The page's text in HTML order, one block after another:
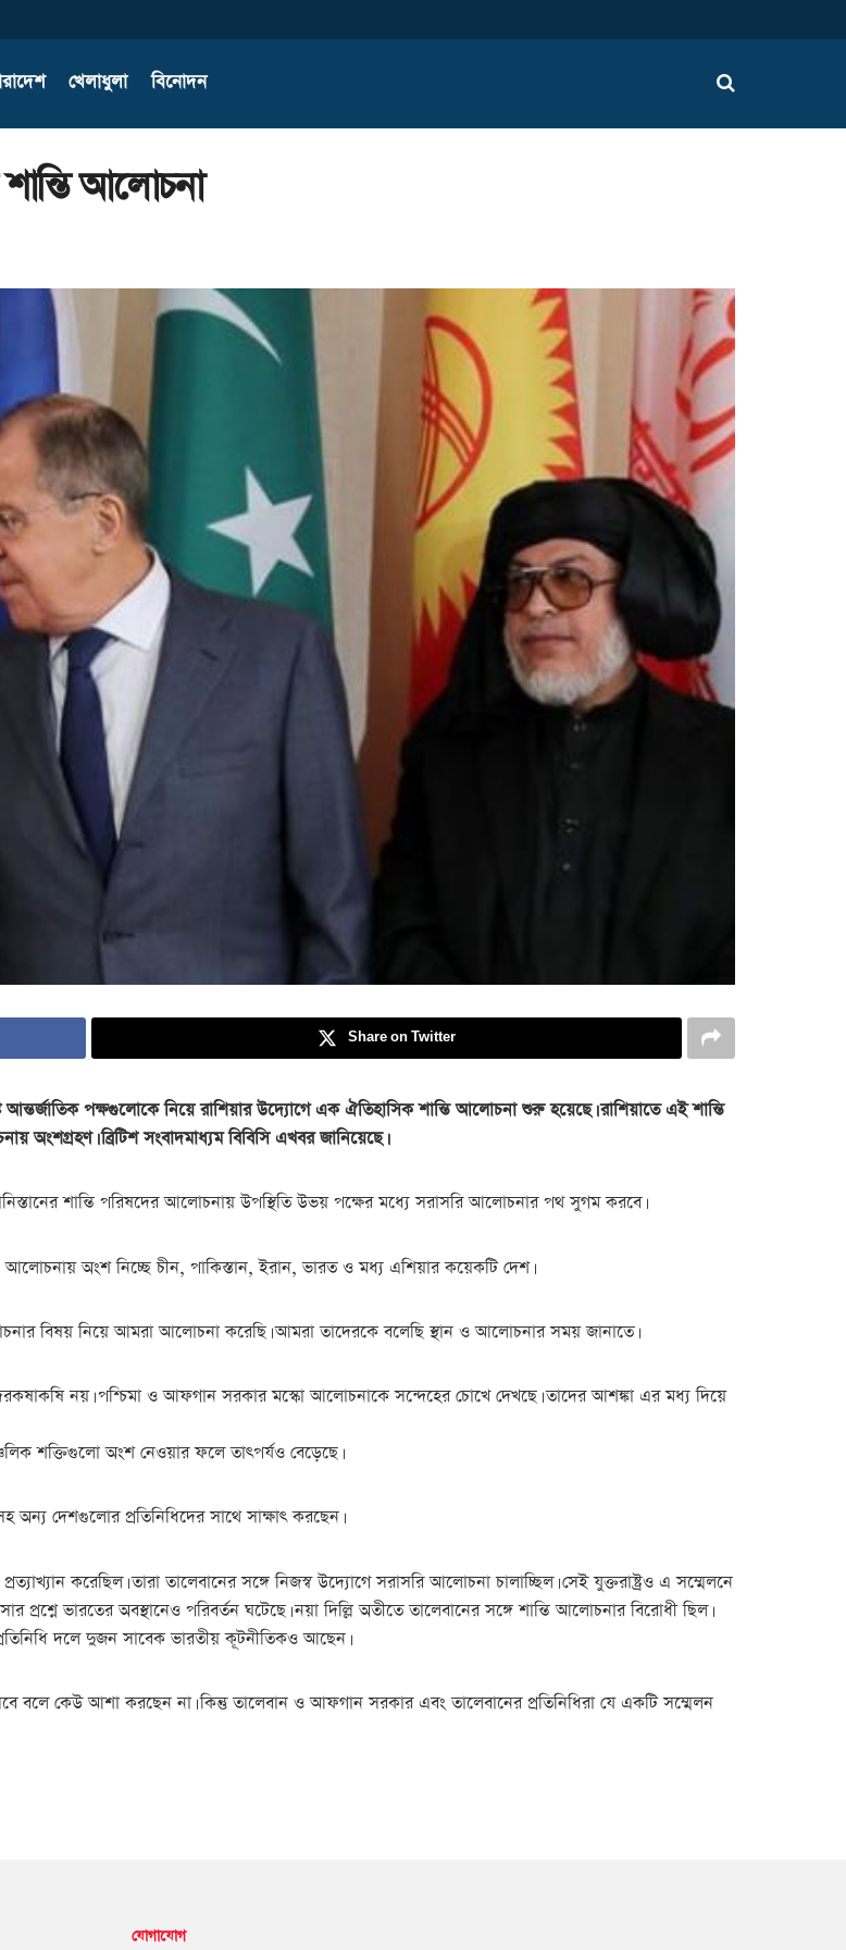
খেলাধুলা বিনোদন
আলোচনা
Share on Twitter
পক্ষগুলোকে নিয়ে রাশিয়ার উদ্যোগে এক ঐতিহাসিক শান্তি আলোচনা শুরু হয়েছে। রাশিয়াতে এই শান্তি
ব্রিটিশ সংবাদমাধ্যম বিবিসি এখবর জানিয়েছে।
শান্তি পরিষদের আলোচনায় উপস্থিতি উভয় পক্ষের মধ্যে সরাসরি আলোচনার পথ সুগম করবে।
আলোচনায় অংশ নিচ্ছে চীন, পাকিস্তান, ইরান, ভারত ও মধ্য এশিয়ার কয়েকটি দেশ।
বিষয় নিয়ে আমরা আলোচনা করেছি। আমরা তাদেরকে বলেছি স্থান ও আলোচনার সময় জানাতে।
নয়। পশ্চিমা ও আফগান সরকার মস্কো আলোচনাকে সন্দেহের চোখে দেখছে। তাদের আশঙ্কা এর মধ্য দিয়ে
শক্তিগুলো অংশ নেওয়ার ফলে তাৎপর্যও বেড়েছে।
অন্য দেশগুলোর প্রতিনিধিদের সাথে সাক্ষাৎ করছেন।
করেছিল। তারা তালেবানের সঙ্গে নিজস্ব উদ্যোগে সরাসরি আলোচনা চালাচ্ছিল। সেই যুক্তরাষ্ট্রও এ সম্মেলনে
ভারতের অবস্থানেও পরিবর্তন ঘটেছে। নয়া দিল্লি অতীতে তালেবানের সঙ্গে শান্তি আলোচনার বিরোধী ছিল।
দলে দুজন সাবেক ভারতীয় কূটনীতিকও আছেন।
বলে কেউ আশা করছেন না। কিন্তু তালেবান ও আফগান সরকার এবং তালেবানের প্রতিনিধিরা যে একটি সম্মেলন
যোগাযোগ